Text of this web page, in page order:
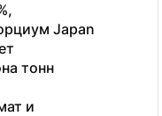
Japan
тонн
и